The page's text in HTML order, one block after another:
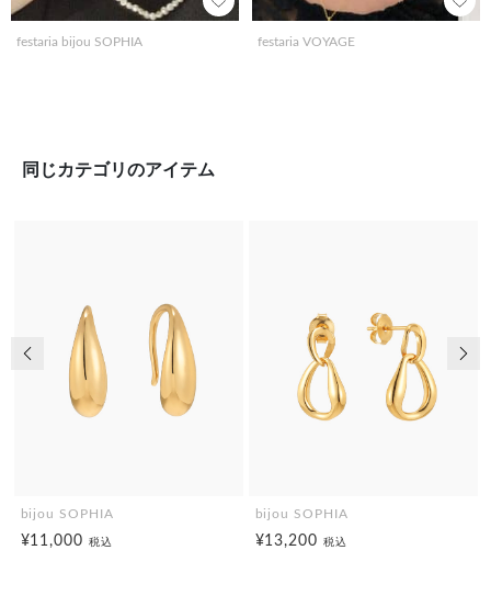
festaria bijou SOPHIA festaria VOYAGE
同じカテゴリのアイテム
bijou SOPHIA
¥11,000税込
bijou SOPHIA
¥13,200税込
前の画像